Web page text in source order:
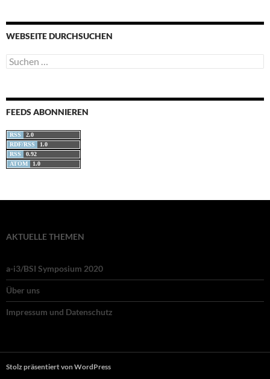
WEBSEITE DURCHSUCHEN
Suchen
nach:
FEEDS ABONNIEREN
RSS
2.0
RDF/RSS
1.0
RSS
0.92
ATOM
1.0
AKTUELLE THEMEN
a-i3/BSI Symposium 2020
Über uns
Impressum und Datenschutz
Stolz präsentiert von WordPress